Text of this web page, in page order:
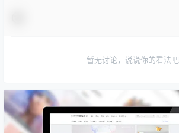
暂无讨论，说说你的看法吧